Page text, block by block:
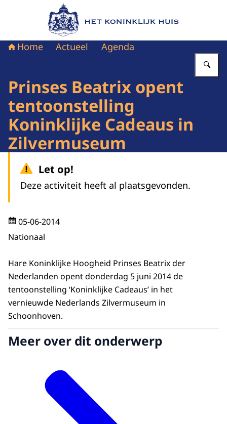
Naar de homepage van Het Koninklijk Huis
Home Actueel Agenda
Prinses Beatrix opent
tentoonstelling
Koninklijke Cadeaus in
Zilvermuseum
Let op!
Deze activiteit heeft al plaatsgevonden.
05-06-2014
Nationaal
Hare Koninklijke Hoogheid Prinses Beatrix der
Nederlanden opent donderdag 5 juni 2014 de
tentoonstelling ‘Koninklijke Cadeaus’ in het
vernieuwde Nederlands Zilvermuseum in
Schoonhoven.
Meer over dit onderwerp